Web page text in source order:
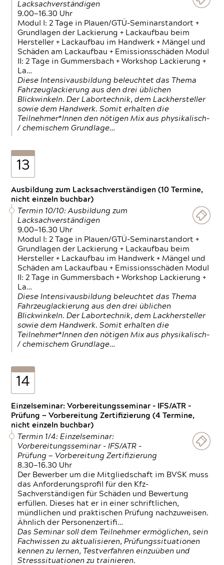
Lacksachverständigen
9.00—16.30 Uhr
Modul I: 2 Tage in Plauen/GTÜ-Seminarstandort +
Grundlagen der Lackierung + Lackaufbau beim
Hersteller + Lackaufbau im Handwerk + Mängel und
Schäden am Lackaufbau + Emissionsschäden Modul
II: 2 Tage in Gummersbach + Workshop Lackierung +
La…
Diese Intensivausbildung beleuchtet das Thema
Fahrzeuglackierung aus den drei üblichen
Blickwinkeln. Der Labortechnik, dem Lackhersteller
sowie dem Handwerk. Somit erhalten die
Teilnehmer*Innen den nötigen Mix aus physikalisch-
/ chemischem Grundlage…
13
Ausbildung zum Lacksachverständigen (10 Termine,
nicht einzeln buchbar)
Termin 10/10: Ausbildung zum
Lacksachverständigen
9.00—16.30 Uhr
Modul I: 2 Tage in Plauen/GTÜ-Seminarstandort +
Grundlagen der Lackierung + Lackaufbau beim
Hersteller + Lackaufbau im Handwerk + Mängel und
Schäden am Lackaufbau + Emissionsschäden Modul
II: 2 Tage in Gummersbach + Workshop Lackierung +
La…
Diese Intensivausbildung beleuchtet das Thema
Fahrzeuglackierung aus den drei üblichen
Blickwinkeln. Der Labortechnik, dem Lackhersteller
sowie dem Handwerk. Somit erhalten die
Teilnehmer*Innen den nötigen Mix aus physikalisch-
/ chemischem Grundlage…
14
Einzelseminar: Vorbereitungsseminar - IFS/ATR -
Prüfung — Vorbereitung Zertifizierung (4 Termine,
nicht einzeln buchbar)
Termin 1/4: Einzelseminar:
Vorbereitungsseminar - IFS/ATR -
Prüfung — Vorbereitung Zertifizierung
8.30—16.30 Uhr
Der Bewerber um die Mitgliedschaft im BVSK muss
das Anforderungsprofil für den Kfz-
Sachverständigen für Schäden und Bewertung
erfüllen. Dieses hat er in einer schriftlichen,
mündlichen und praktischen Prüfung nachzuweisen.
Ähnlich der Personenzertifi…
Das Seminar soll dem Teilnehmer ermöglichen, sein
Fachwissen zu aktualisieren, Prüfungssituationen
kennen zu lernen, Testverfahren einzuüben und
Stresssituationen zu trainieren.